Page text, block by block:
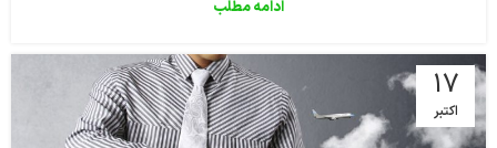
ادامه مطلب
17
اکتبر